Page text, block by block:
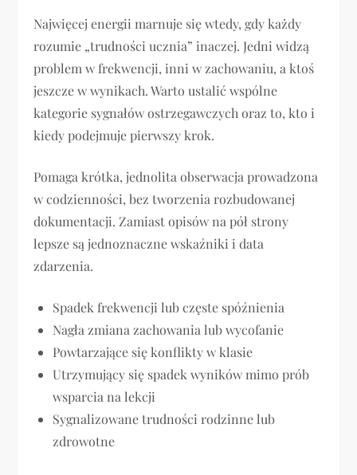
Najwięcej energii marnuje się wtedy, gdy każdy
rozumie „trudności ucznia” inaczej. Jedni widzą
problem w frekwencji, inni w zachowaniu, a ktoś
jeszcze w wynikach. Warto ustalić wspólne
kategorie sygnałów ostrzegawczych oraz to, kto i
kiedy podejmuje pierwszy krok.
Pomaga krótka, jednolita obserwacja prowadzona
w codzienności, bez tworzenia rozbudowanej
dokumentacji. Zamiast opisów na pół strony
lepsze są jednoznaczne wskaźniki i data
zdarzenia.
Spadek frekwencji lub częste spóźnienia
Nagła zmiana zachowania lub wycofanie
Powtarzające się konflikty w klasie
Utrzymujący się spadek wyników mimo prób
wsparcia na lekcji
Sygnalizowane trudności rodzinne lub
zdrowotne